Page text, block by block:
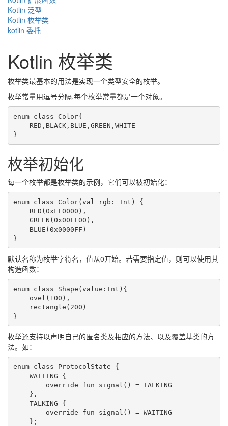
Kotlin 泛型
Kotlin 枚举类
kotlin 委托
Kotlin 枚举类
枚举类最基本的用法是实现一个类型安全的枚举。
枚举常量用逗号分隔,每个枚举常量都是一个对象。
enum class Color{
RED,BLACK,BLUE,GREEN,WHITE
}
枚举初始化
每一个枚举都是枚举类的示例，它们可以被初始化：
enum class Color(val rgb: Int) {
RED(0xFF0000),
GREEN(0x00FF00),
BLUE(0x0000FF)
}
默认名称为枚举字符名，值从0开始。若需要指定值，则可以使用其
构造函数：
enum class Shape(value:Int){
ovel(100),
rectangle(200)
}
枚举还支持以声明自己的匿名类及相应的方法、以及覆盖基类的方
法。如：
enum class ProtocolState {
WAITING {
override fun signal() = TALKING
},
TALKING {
override fun signal() = WAITING
};